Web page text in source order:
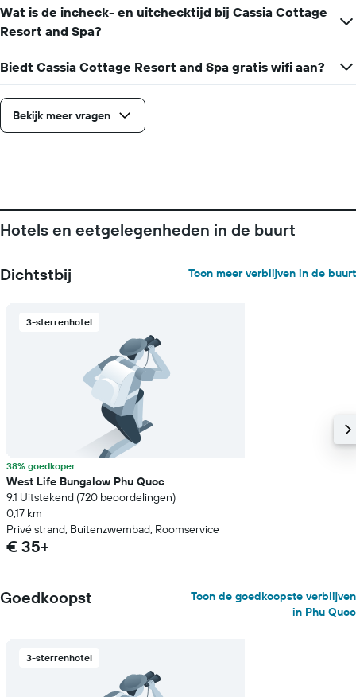
Wat is de incheck- en uitchecktijd bij Cassia Cottage
Resort and Spa?
Biedt Cassia Cottage Resort and Spa gratis wifi aan?
Bekijk meer vragen
Hotels en eetgelegenheden in de buurt
Dichtstbij Toon meer verblijven in de buurt
3-sterrenhotel
38% goedkoper
West Life Bungalow Phu Quoc
9.1 Uitstekend (720 beoordelingen)
0,17 km
Privé strand, Buitenzwembad, Roomservice
€ 35+
Goedkoopst
Toon de goedkoopste verblijven
in Phu Quoc
3-sterrenhotel